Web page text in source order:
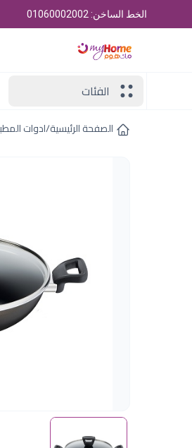
الخط الساخن: 01060002002
الفئات
الصفحة الرئيسية/ادوات